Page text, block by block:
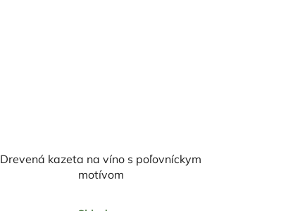
Drevená kazeta na víno s poľovníckym
motívom